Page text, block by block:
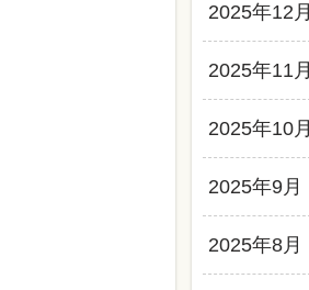
2025年12月
2025年11月
2025年10月
2025年9月
2025年8月